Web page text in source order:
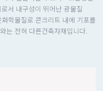
서 내구성이 뛰어난 광물질
학물질로 콘크리트 내에 기포를
는 전혀 다른건축자재입니다.